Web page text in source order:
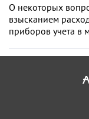
О некоторых
взысканием
приборов учета в